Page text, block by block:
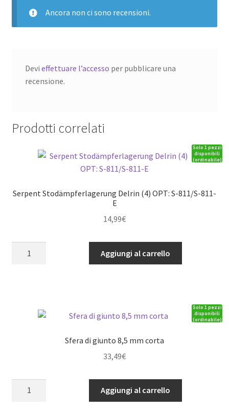
Ancora non ci sono recensioni.
Devi effettuare l’accesso per pubblicare una
recensione.
Prodotti correlati
Solo 1 pezzi
disponibili
(ordinabile)
Serpent Stodämpferlagerung Delrin (4) OPT: S-811/S-811-
E
14,99€
Aggiungi al carrello
Solo 1 pezzi
disponibili
(ordinabile)
Sfera di giunto 8,5 mm corta
33,49€
Aggiungi al carrello